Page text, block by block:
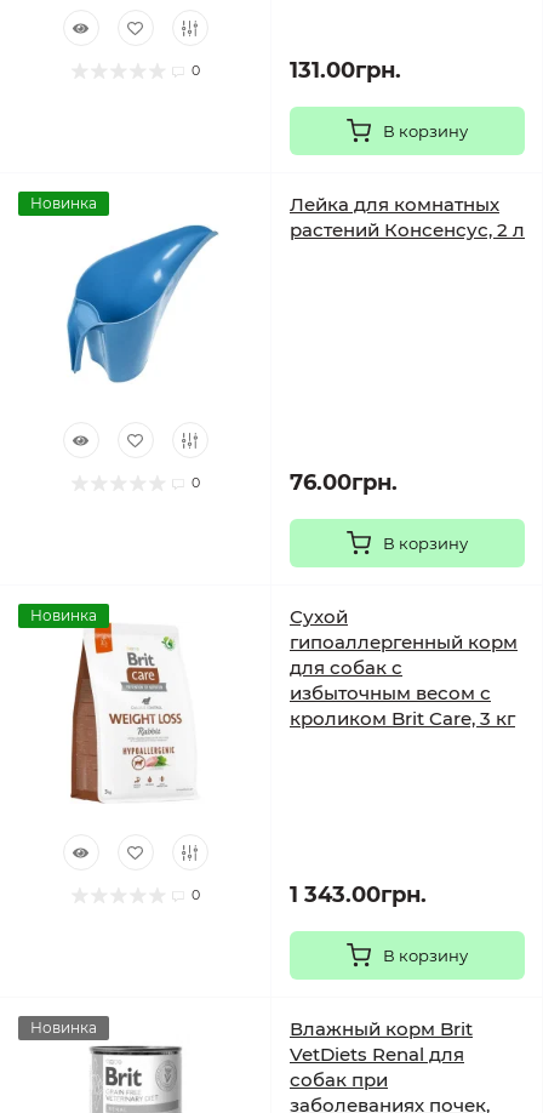
0 131.00грн.
В корзину
Новинка
0
Лейка для комнатных
растений Консенсус, 2 л
76.00грн.
В корзину
Новинка
0
Сухой
гипоаллергенный корм
для собак с
избыточным весом с
кроликом Brit Care, 3 кг
1 343.00грн.
В корзину
Новинка
Влажный корм Brit
VetDiets Renal для
собак при
заболеваниях почек,